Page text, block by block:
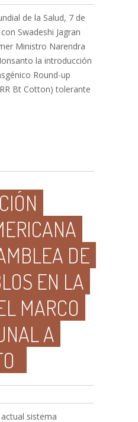
de la Salud, 7 de
Swadeshi Jagran
Ministro Narendra
la introducción
Round-up
Bt Cotton) tolerante
DE
EN LA
MARCO
A
sistema